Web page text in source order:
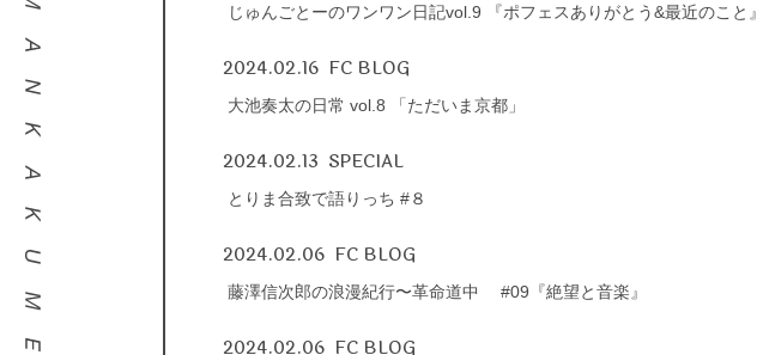
じゅんごとーのワンワン日記vol.9 『ポフェスありがとう&最近のこと』
2024.02.16 FC BLOG
大池奏太の日常 vol.8 「ただいま京都」
2024.02.13 SPECIAL
とりま合致で語りっち #８
2024.02.06 FC BLOG
藤澤信次郎の浪漫紀行〜革命道中 #09『絶望と音楽』
2024.02.06 FC BLOG